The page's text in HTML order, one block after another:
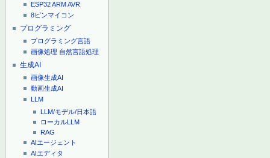
ESP32ARMAVR
8ピンマイコン
プログラミング
プログラミング言語
画像処理 自然言語処理
生成AI
画像生成AI
動画生成AI
LLM
LLM/モデル/日本語
ローカルLLM
RAG
AIエージェント
AIエディタ